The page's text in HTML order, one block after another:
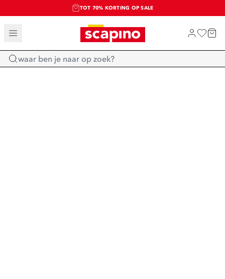
TOT 70% KORTING OP SALE
SALE: LAATSTE KANS!
SHOP NIEUW
Home